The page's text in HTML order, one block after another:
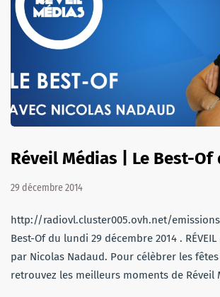
Réveil Médias | Le Best-Of
29 décembre 2014
http://radiovl.cluster005.ovh.net/
Best-Of du lundi 29 décembre 2014 . RÉVEIL
par Nicolas Nadaud. Pour célèbrer les fêtes
retrouvez les meilleurs moments de Réveil